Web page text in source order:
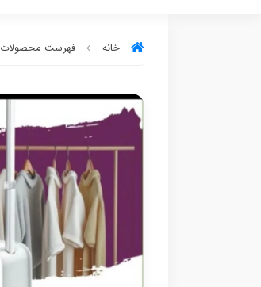
خانه فهرست محصولات